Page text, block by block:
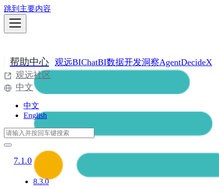
跳到主要内容
帮助中心 观远BIChatBI数据开发洞察AgentDecideX
观远社区
中文
中文
English
7.1.0
8.3.0